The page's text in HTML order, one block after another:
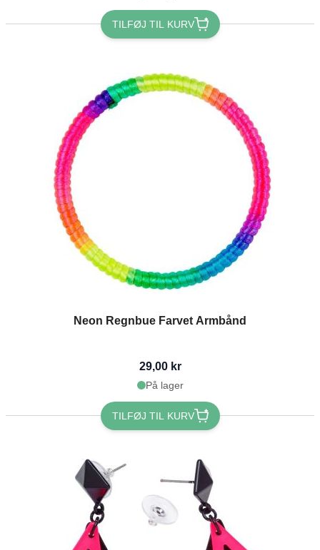
TILFØJ TIL KURV
Neon Regnbue Farvet Armbånd
29,00 kr
På lager
TILFØJ TIL KURV